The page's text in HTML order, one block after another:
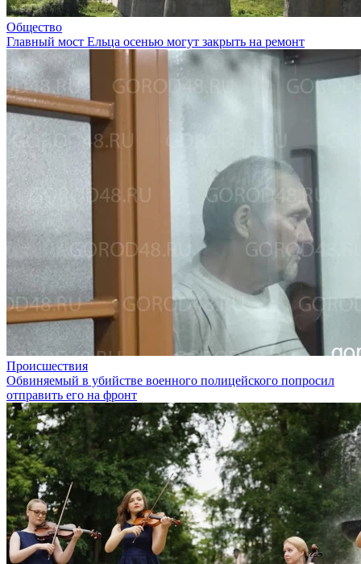
Общество
Главный мост Ельца осенью могут закрыть на ремонт
Происшествия
Обвиняемый в убийстве военного полицейского попросил
отправить его на фронт